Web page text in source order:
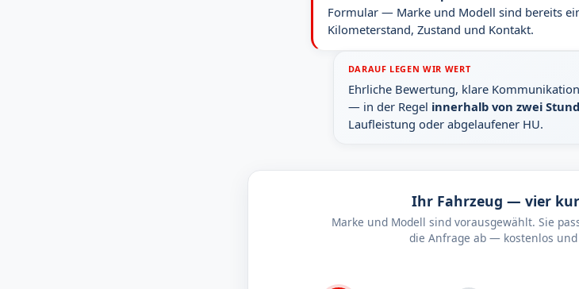
Formular — Marke und Modell sind bereits
Kilometerstand, Zustand und Kontakt.
DARAUF LEGEN WIR WERT
Ehrliche Bewertung, klare
— in der Regel innerhalb von zwei
Laufleistung oder abgelaufener HU.
Ihr Fahrzeug — vier
Marke und Modell sind vorausgewählt. Sie
die Anfrage ab — kostenlos